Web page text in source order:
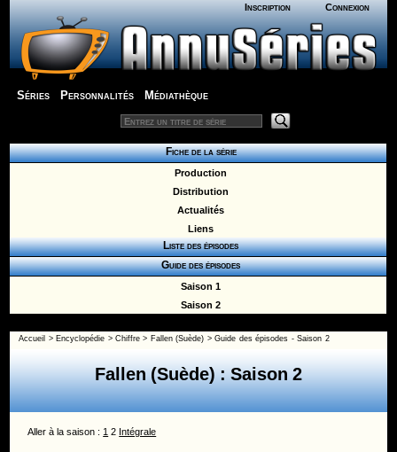
Inscription Connexion
Séries Personnalités Médiathèque
Fiche de la série
Production
Distribution
Actualités
Liens
Liste des épisodes
Guide des épisodes
Saison 1
Saison 2
Accueil > Encyclopédie >Chiffre > Fallen (Suède) >Guide des épisodes - Saison 2
Fallen (Suède) : Saison 2
Aller à la saison : 1 2 Intégrale